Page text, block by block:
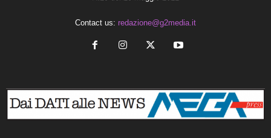
Contact us: redazione@g2media.it